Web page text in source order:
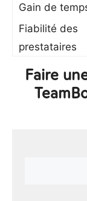
Gain de
Fiabilité des
prestataires
Faire